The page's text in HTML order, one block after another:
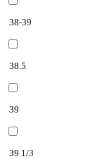
38-39
38.5
39
39 1/3